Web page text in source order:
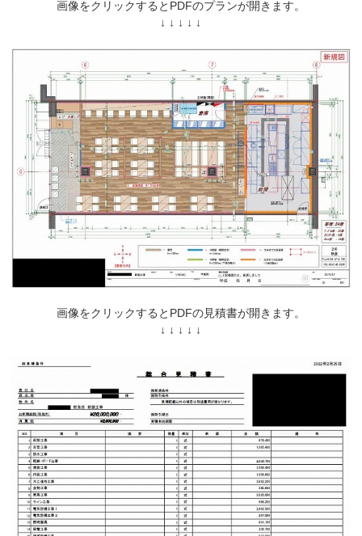
画像をクリックするとPDFのプランが開きます。
↓ ↓ ↓ ↓ ↓
画像をクリックするとPDFの見積書が開きます。
↓ ↓ ↓ ↓ ↓